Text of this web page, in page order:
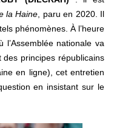
la Haine , paru en 2020. Il
phénomènes. À l’heure
nationale va
principes républicains
en ligne), cet entretien
en insistant sur le